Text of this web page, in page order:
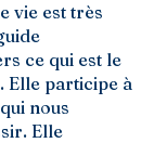
vie est très
ce qui est le
Elle participe à
nous
Elle